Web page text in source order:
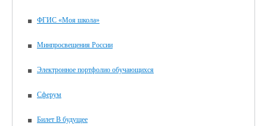
ФГИС «Моя школа»
Минпросвещения России
Электронное портфолио обучающихся
Сферум
Билет В будущее